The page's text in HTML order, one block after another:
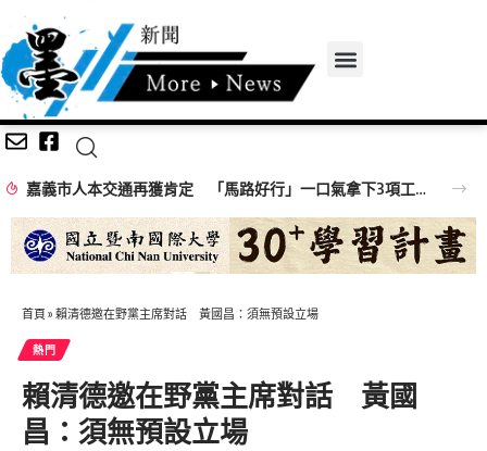
嘉義市人本交通再獲肯定 「馬路好行」一口氣拿下3項工程獎
首頁 » 賴清德邀在野黨主席對話 黃國昌：須無預設立場
熱門
賴清德邀在野黨主席對話 黃國
昌：須無預設立場